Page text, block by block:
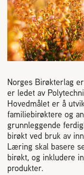
Reaksjon på
Om Norges
Nyheter
Kurs
Norges Birøkterlag
er ledet av
Hovedmålet er å
familiebirøktere og
grunnleggende
birøkt ved bruk av
Læring skal basere
birøkt, og inkludere
produkter.